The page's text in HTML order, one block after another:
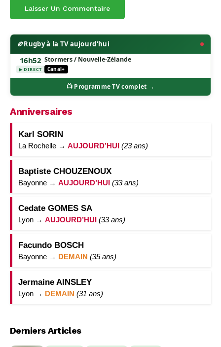
🏉Rugby à la TV aujourd'hui
16h52
▶ DIRECT
Stormers / Nouvelle-Zélande
Canal+
📺 Programme TV complet →
Anniversaires
Karl SORIN
La Rochelle → AUJOURD’HUI (23 ans)
Baptiste CHOUZENOUX
Bayonne → AUJOURD’HUI (33 ans)
Cedate GOMES SA
Lyon → AUJOURD’HUI (33 ans)
Facundo BOSCH
Bayonne → DEMAIN (35 ans)
Jermaine AINSLEY
Lyon → DEMAIN (31 ans)
Derniers Articles